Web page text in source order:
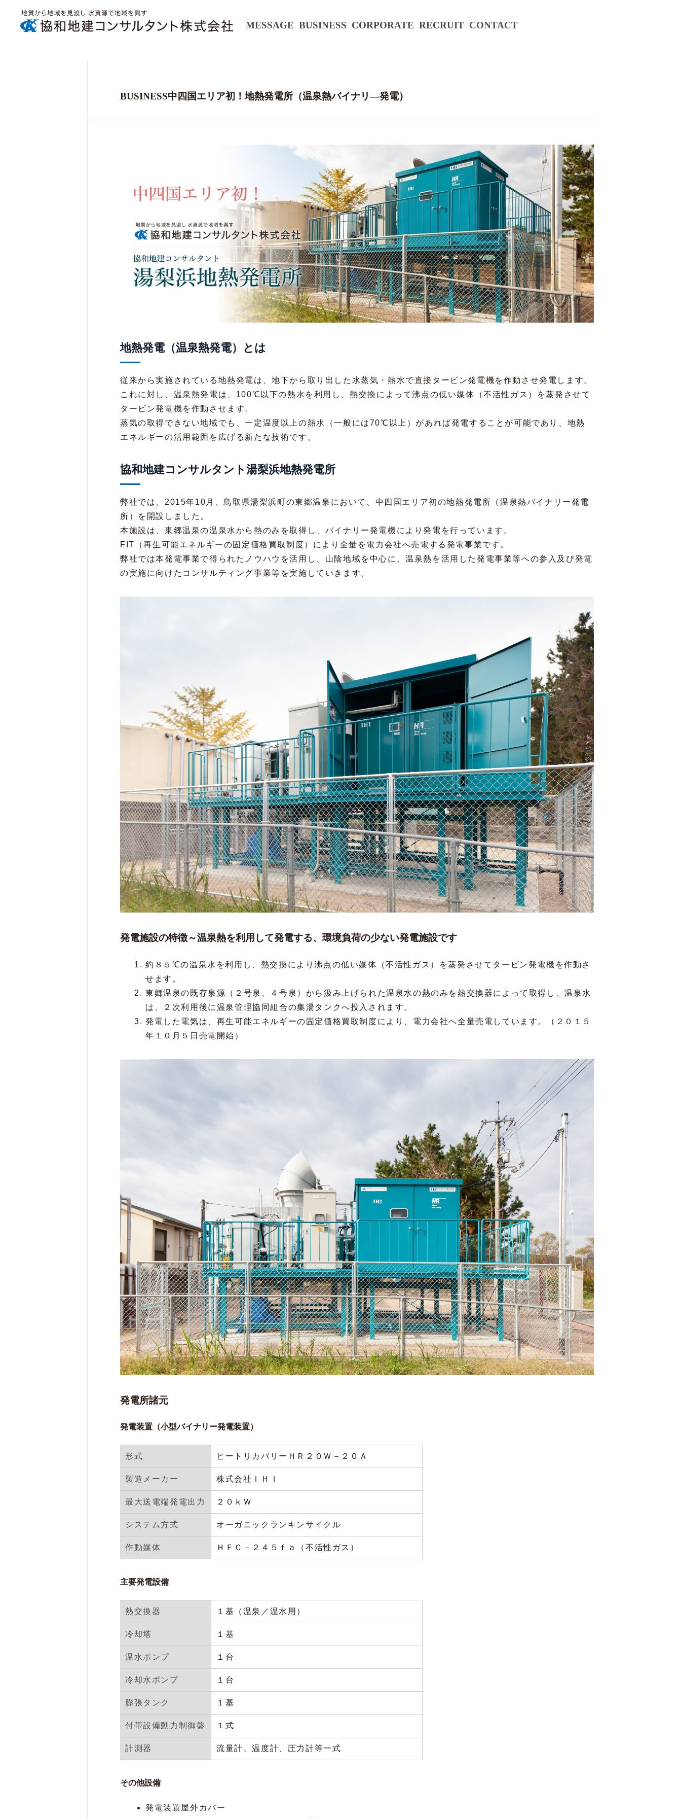
MESSAGE BUSINESS CORPORATE RECRUIT CONTACT
BUSINESS中四国エリア初！地熱発電所（温泉熱バイナリ―発電）
地熱発電（温泉熱発電）とは
従来から実施されている地熱発電は、地下から取り出した水蒸気・熱水で直接タービン発電機を作動させ発電します。
これに対し、温泉熱発電は、100℃以下の熱水を利用し、熱交換によって沸点の低い媒体（不活性ガス）を蒸発させて
タービン発電機を作動させます。
蒸気の取得できない地域でも、一定温度以上の熱水（一般には70℃以上）があれば発電することが可能であり、地熱
エネルギーの活用範囲を広げる新たな技術です。
協和地建コンサルタント湯梨浜地熱発電所
弊社では、2015年10月、鳥取県湯梨浜町の東郷温泉において、中四国エリア初の地熱発電所（温泉熱バイナリー発電
所）を開設しました。
本施設は、東郷温泉の温泉水から熱のみを取得し、バイナリー発電機により発電を行っています。
FIT（再生可能エネルギーの固定価格買取制度）により全量を電力会社へ売電する発電事業です。
弊社では本発電事業で得られたノウハウを活用し、山陰地域を中心に、温泉熱を活用した発電事業等への参入及び発電
の実施に向けたコンサルティング事業等を実施していきます。
発電施設の特徴～温泉熱を利用して発電する、環境負荷の少ない発電施設です
約８５℃の温泉水を利用し、熱交換により沸点の低い媒体（不活性ガス）を蒸発させてタービン発電機を作動さ
せます。
東郷温泉の既存泉源（２号泉、４号泉）から汲み上げられた温泉水の熱のみを熱交換器によって取得し、温泉水
は、２次利用後に温泉管理協同組合の集湯タンクへ投入されます。
発電した電気は、再生可能エネルギーの固定価格買取制度により、電力会社へ全量売電しています。（２０１５
年１０月５日売電開始）
発電所諸元
発電装置（小型バイナリー発電装置）
形式 ヒートリカバリーＨＲ２０Ｗ－２０Ａ
製造メーカー 株式会社ＩＨＩ
最大送電端発電出力 ２０ｋＷ
システム方式 オーガニックランキンサイクル
作動媒体 ＨＦＣ－２４５ｆａ（不活性ガス）
主要発電設備
熱交換器 １基（温泉／温水用）
冷却塔 １基
温水ポンプ １台
冷却水ポンプ １台
膨張タンク １基
付帯設備動力制御盤 １式
計測器 流量計、温度計、圧力計等一式
その他設備
発電装置屋外カバー